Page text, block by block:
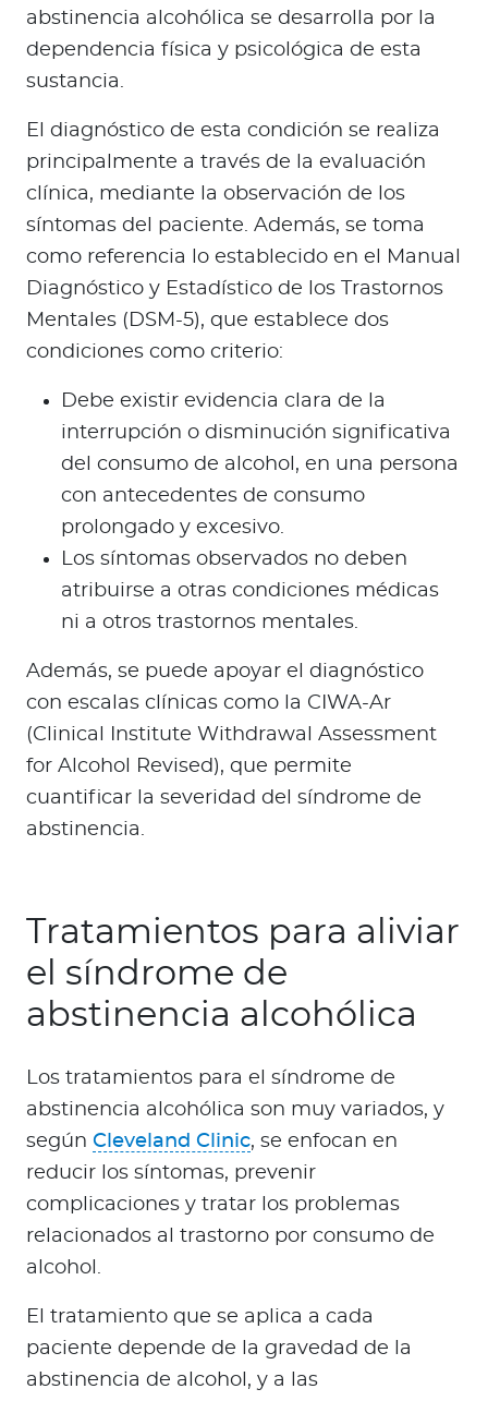
abstinencia alcohólica se desarrolla por la
dependencia física y psicológica de esta
sustancia.
El diagnóstico de esta condición se realiza
principalmente a través de la evaluación
clínica, mediante la observación de los
síntomas del paciente. Además, se toma
como referencia lo establecido en el Manual
Diagnóstico y Estadístico de los Trastornos
Mentales (DSM-5), que establece dos
condiciones como criterio:
Debe existir evidencia clara de la
interrupción o disminución significativa
del consumo de alcohol, en una persona
con antecedentes de consumo
prolongado y excesivo.
Los síntomas observados no deben
atribuirse a otras condiciones médicas
ni a otros trastornos mentales.
Además, se puede apoyar el diagnóstico
con escalas clínicas como la CIWA-Ar
(Clinical Institute Withdrawal Assessment
for Alcohol Revised), que permite
cuantificar la severidad del síndrome de
abstinencia.
Tratamientos para aliviar
el síndrome de
abstinencia alcohólica
Los tratamientos para el síndrome de
abstinencia alcohólica son muy variados, y
según Cleveland Clinic, se enfocan en
reducir los síntomas, prevenir
complicaciones y tratar los problemas
relacionados al trastorno por consumo de
alcohol.
El tratamiento que se aplica a cada
paciente depende de la gravedad de la
abstinencia de alcohol, y a las